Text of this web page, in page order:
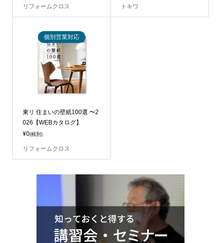
リフォームクロス トキワ
個別営業対応
東リ 住まいの壁紙100選 〜2
026【WEBカタログ】
¥0(税別)
リフォームクロス